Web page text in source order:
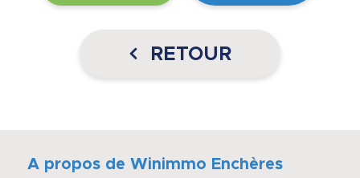
RETOUR
A propos de Winimmo Enchères